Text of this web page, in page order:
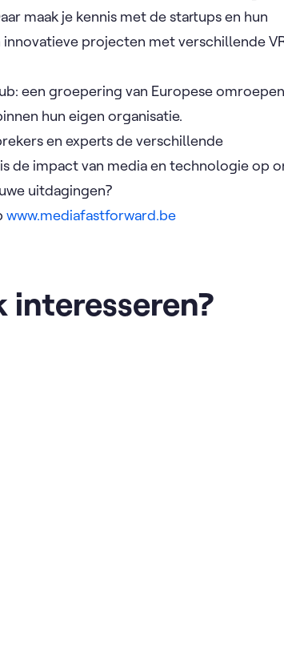
maak je kennis met de startups en hun
projecten met verschillende
een groepering van Europese
hun eigen organisatie.
en experts de verschillende
de impact van media en technologie op
uitdagingen?
www.mediafastforward.be
interesseren?